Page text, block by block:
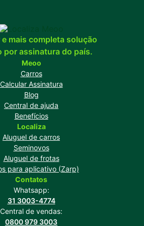
mais completa solução
por assinatura do país.
Meoo
Carros
Calcular Assinatura
Blog
Central de ajuda
Benefícios
Localiza
Aluguel de carros
Seminovos
Aluguel de frotas
para aplicativo (Zarp)
Contatos
Whatsapp:
31 3003-4774
Central de vendas:
0800 979 3003